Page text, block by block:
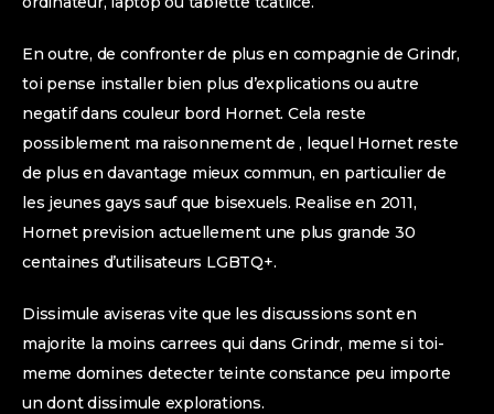
En outre, de confronter de plus en compagnie de Grindr,
toi pense installer bien plus d’explications ou autre
negatif dans couleur bord Hornet. Cela reste
possiblement ma raisonnement de , lequel Hornet reste
de plus en davantage mieux commun, en particulier de
les jeunes gays sauf que bisexuels. Realise en 2011,
Hornet prevision actuellement une plus grande 30
centaines d’utilisateurs LGBTQ+.
Dissimule aviseras vite que les discussions sont en
majorite la moins carrees qui dans Grindr, meme si toi-
meme domines detecter teinte constance peu importe
un dont dissimule explorations.